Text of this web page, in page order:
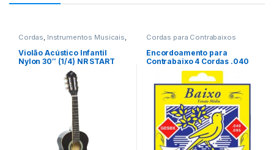
Cordas, Instrumentos Musicais,
Violão Acústico Infantil
Nylon 30″ (1/4) NR START
Preto GIANNINI
Cordas para Contrabaixos
Encordoamento para
Contrabaixo 4 Cordas .040
GESBX GIANNINI